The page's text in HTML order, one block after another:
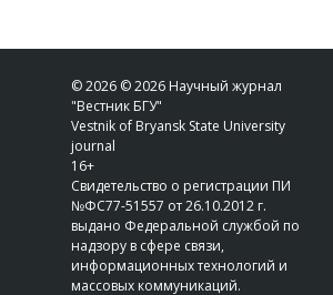
© 2026 © 2026 Научный журнал
"Вестник БГУ"
Vestnik of Bryansk State University
journal
16+
Свидетельство о регистрации ПИ
№ФС77-51557 от 26.10.2012 г.
выдано Федеральной службой по
надзору в сфере связи,
информационных технологий и
массовых коммуникаций.